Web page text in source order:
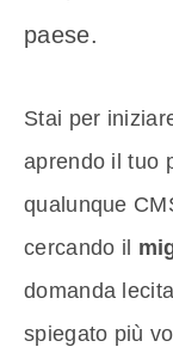
paese.
Stai per
aprendo il tuo
qualunque
cercando il
domanda
spiegato più